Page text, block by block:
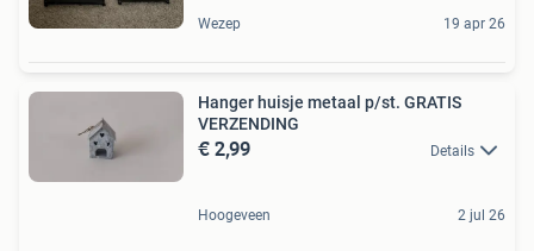
Wezep 19 apr 26
Hanger huisje metaal p/st. GRATIS
VERZENDING
€ 2,99 Details
Hoogeveen 2 jul 26